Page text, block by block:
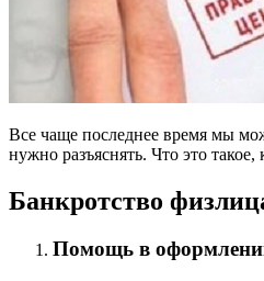
Все чаще последнее время мы
нужно разъяснять. Что это
Банкротство
Помощь в